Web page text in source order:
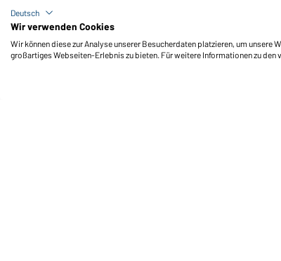
Knitted Cap Thinsulate™ (red)
Deutsch
Wir verwenden Cookies
Wir können diese zur Analyse unserer Besucherdaten platzieren, um unsere
großartiges Webseiten-Erlebnis zu bieten. Für weitere Informationen zu den